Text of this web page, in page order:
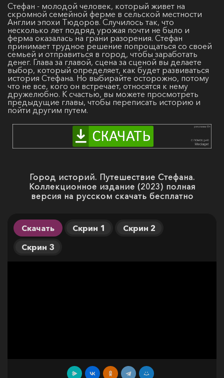
Стефан - молодой человек, который живет на
скромной семейной ферме в сельской местности
Англии эпохи Тюдоров. Случилось так, что
несколько лет подряд урожая почти не было и
ферма оказалась на грани разорения. Стефан
принимает трудное решение попрощаться со своей
семьей и отправиться в город, чтобы заработать
денег. Глава за главой, сцена за сценой вы делаете
выбор, который определяет, как будет развиваться
история Стефана. Но выбирайте осторожно, потому
что не все, кого он встречает, относятся к нему
дружелюбно. К счастью, вы можете просмотреть
предыдущие главы, чтобы переписать историю и
пойти другим путем.
Город историй. Путешествие Стефана.
Коллекционное издание (2023) полная
версия на русском скачать бесплатно
Скачать Скрин 1
Скрин 2
Скрин 3